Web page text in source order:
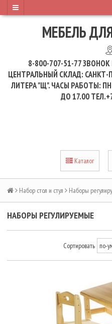
МЕБЕЛЬ
8-800-707-51-77ЗВОНОК
ЦЕНТРАЛЬНЫЙ СКЛАД: САНКТ-
ЛИТЕРА "Щ". ЧАСЫ РАБОТЫ:
ДО 17.00
Каталог
Набор стол и стул Наборы
НАБОРЫ РЕГУЛИРУЕМЫЕ
Сортировать